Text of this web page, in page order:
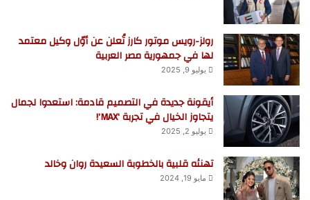
رولز-رويس موتور كارز تُعلن عن أوّل وكيل معتمد
لها في جمهورية مصر العربية
يوليو 9, 2025
أيقونة جديدة في التصميم قادمة: استعدوا لجمال
يتجاوز الخيال في تجربة ‘MAX’!
يوليو 2, 2025
تهنئه قلبية بالخطوبة السعيدة روان وخالد
مايو 19, 2024